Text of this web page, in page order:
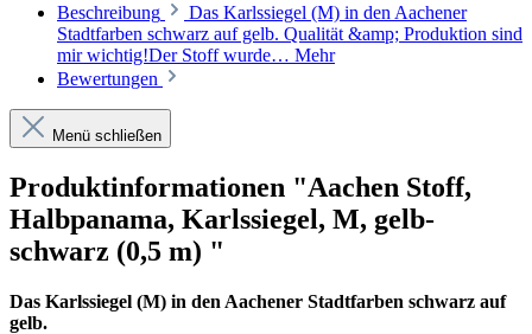
Beschreibung
Das Karlssiegel (M) in den Aachener
Stadtfarben schwarz auf gelb. Qualität &amp; Produktion sind
mir wichtig!Der Stoff wurde… Mehr
Bewertungen
Menü schließen
Produktinformationen "Aachen Stoff,
Halbpanama, Karlssiegel, M, gelb-
schwarz (0,5 m) "
Das Karlssiegel (M) in den Aachener Stadtfarben schwarz auf
gelb.